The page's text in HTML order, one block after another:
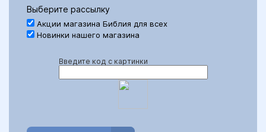
Выберите рассылку
Акции магазина Библия для всех
Новинки нашего магазина
Введите код с картинки